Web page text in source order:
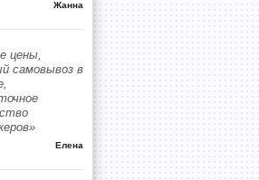
Жанна
цены,
самовывоз в
Елена